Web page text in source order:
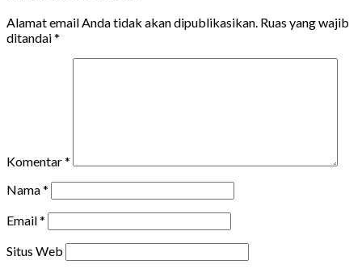
Alamat email Anda tidak akan dipublikasikan. Ruas yang wajib
ditandai*
Komentar*
Nama*
Email*
Situs Web